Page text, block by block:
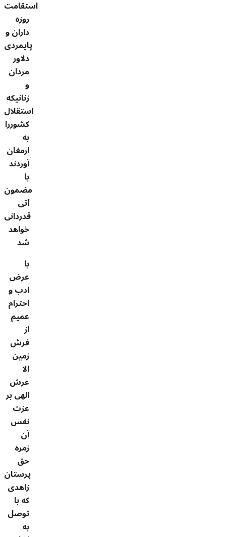
استقامت
روزه
داران و
پایمردی
دلاور
مردان
و
زنانیکه
استقلال
کشوررا
به
ارمغان
آوردند
با
مضمون
آتی
قدردانی
خواهد
شد
با
عرض
ادب و
احترام
عمیم
از
فرش
زمین
الا
عرش
الهی بر
عزت
نفس
آن
زمره
حق
پرستان
زاهدی
که با
توصل
به